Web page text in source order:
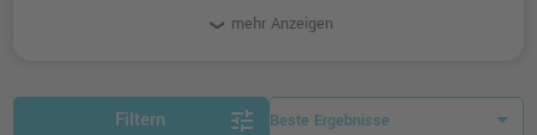
originalen Druckerpatronen von HP
unserer Hausmarke Ampertec
mehr Anzeigen
Filtern tune